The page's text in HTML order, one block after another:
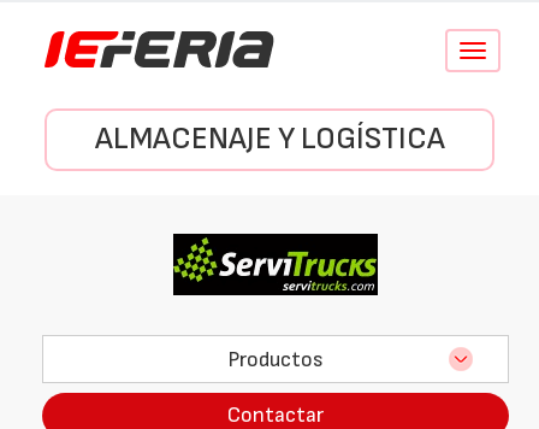
Conmutar
ALMACENAJE Y LOGÍSTICA
Productos
Contactar